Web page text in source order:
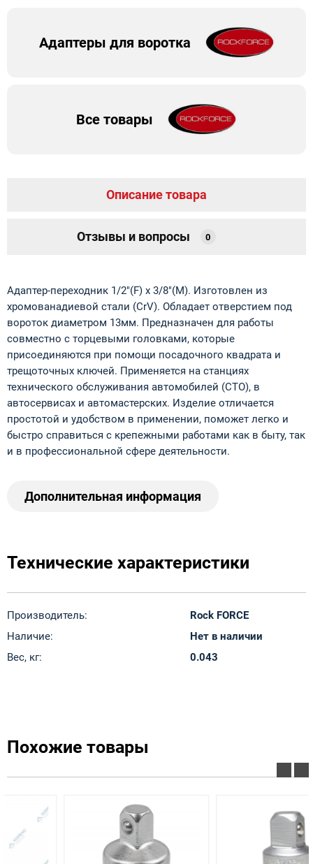
Адаптеры для воротка
Все товары
Описание товара
Отзывы и вопросы 0
Адаптер-переходник 1/2"(F) x 3/8"(M). Изготовлен из
хромованадиевой стали (CrV). Обладает отверстием под
вороток диаметром 13мм. Предназначен для работы
совместно с торцевыми головками, которые
присоединяются при помощи посадочного квадрата и
трещоточных ключей. Применяется на станциях
технического обслуживания автомобилей (СТО), в
автосервисах и автомастерских. Изделие отличается
простотой и удобством в применении, поможет легко и
быстро справиться с крепежными работами как в быту, так
и в профессиональной сфере деятельности.
Дополнительная информация
Технические характеристики
Производитель:
Rock FORCE
Наличие:
Нет в наличии
Вес, кг:
0.043
Похожие товары